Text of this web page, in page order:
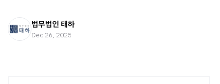
법무법인 태하
Dec 26, 2025